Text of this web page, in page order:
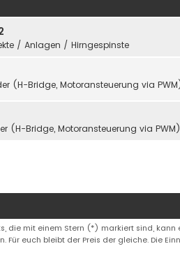
/ Anlagen / Hirngespinste
(H-Bridge, Motoransteuerung via
(H-Bridge, Motoransteuerung via PWM)
die mit einem Stern (*) markiert sind,
euch bleibt der Preis der gleiche. Die